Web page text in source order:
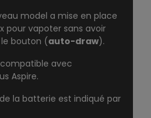
model a mise en place
pour vapoter sans avoir
bouton (auto-draw).
avec
Aspire.
la batterie est indiqué par